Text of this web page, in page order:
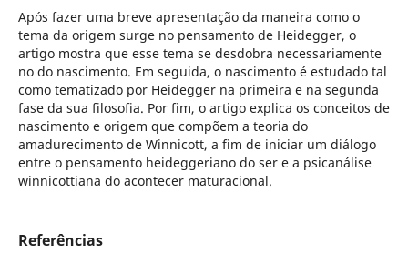
Após fazer uma breve apresentação da maneira como o
tema da origem surge no pensamento de Heidegger, o
artigo mostra que esse tema se desdobra necessariamente
no do nascimento. Em seguida, o nascimento é estudado tal
como tematizado por Heidegger na primeira e na segunda
fase da sua filosofia. Por fim, o artigo explica os conceitos de
nascimento e origem que compõem a teoria do
amadurecimento de Winnicott, a fim de iniciar um diálogo
entre o pensamento heideggeriano do ser e a psicanálise
winnicottiana do acontecer maturacional.
Referências